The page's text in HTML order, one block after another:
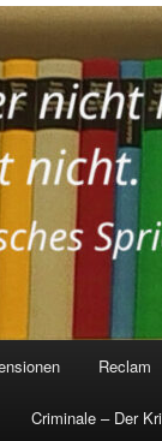
Reclam
Criminale – Der